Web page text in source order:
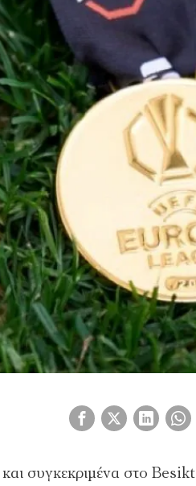
συγκεκριμένα στο